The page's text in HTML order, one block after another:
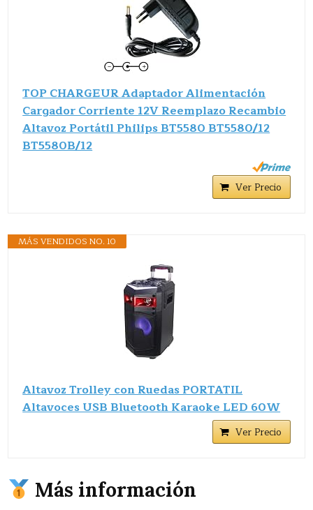
TOP CHARGEUR Adaptador Alimentación
Cargador Corriente 12V Reemplazo Recambio
Altavoz Portátil Philips BT5580 BT5580/12
BT5580B/12
Ver Precio
MÁS VENDIDOS NO. 10
Altavoz Trolley con Ruedas PORTATIL
Altavoces USB Bluetooth Karaoke LED 60W
Ver Precio
Más información